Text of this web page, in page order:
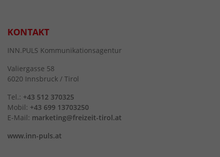
KONTAKT
INN.PULS Kommunikationsagentur
Valiergasse 58
6020 Innsbruck / Tirol
Tel.: +43 512 370325
Mobil: +43 699 13703250
E-Mail: marketing@freizeit-tirol.at
www.inn-puls.at